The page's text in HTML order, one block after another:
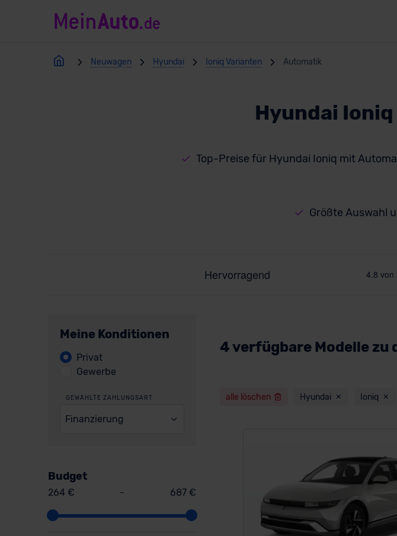
Neuwagen Hyundai Ioniq Varianten Automatik
Hyundai
Top-Preise für Hyundai Ioniq mit
Größte Auswahl
Meine Konditionen
Privat
Gewerbe
GEWÄHLTE ZAHLUNGSART
Finanzierung
Budget
264 € - 687 €
4 verfügbare Modelle
alle löschen Hyundai Ioniq